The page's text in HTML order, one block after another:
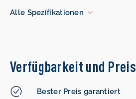
Alle Spezifikationen
Verfügbarkeit und Preis
Bester Preis garantiert